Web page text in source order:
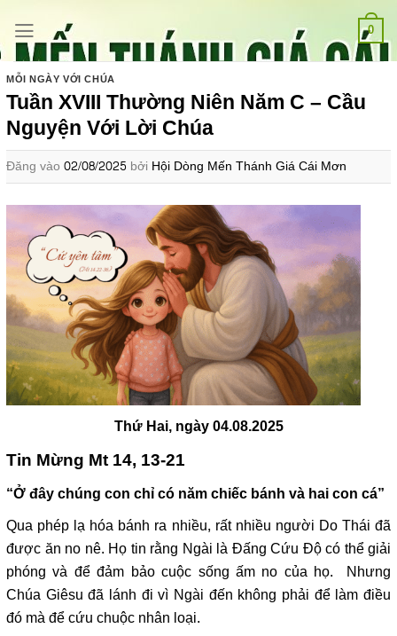
qua
nội
dung
0
MỖI NGÀY VỚI CHÚA
Tuần XVIII Thường Niên Năm C – Cầu
Nguyện Với Lời Chúa
Đăng vào 02/08/2025 bởi Hội Dòng Mến Thánh Giá Cái Mơn
Thứ Hai, ngày 04.08.2025
Tin Mừng Mt 14, 13-21
“Ở đây chúng con chỉ có năm chiếc bánh và hai con cá”
Qua phép lạ hóa bánh ra nhiều, rất nhiều người Do Thái đã
được ăn no nê. Họ tin rằng Ngài là Đấng Cứu Độ có thể giải
phóng và để đảm bảo cuộc sống ấm no của họ. Nhưng
Chúa Giêsu đã lánh đi vì Ngài đến không phải để làm điều
đó mà để cứu chuộc nhân loại.